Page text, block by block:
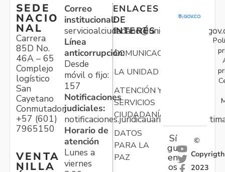
SEDE
NACIO
NAL
Carrera
85D No.
46A – 65
Complejo
logístico
San
Cayetano
Conmutador:
+57 (601)
7965150
VENTA
NILLA
Correo
institucional:
Línea
anticorrupción:
Desde
móvil o fijo:
157
Notificaciones
judiciales:
Horario de
atención
Lunes a
viernes
ENLACES
DE
INTERÉS
COMUNICACIONES
LA UNIDAD
ATENCIÓN Y
SERVICIOS
CIUDADANÍA
DATOS
PARA LA
PAZ
Sí
gu
en
os
©
Copyrigth
2023